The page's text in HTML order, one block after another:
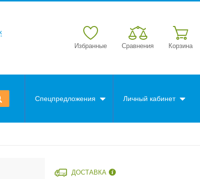
Избранные Сравнения Корзина
Спецпредложения Личный кабинет
ДОСТАВКА